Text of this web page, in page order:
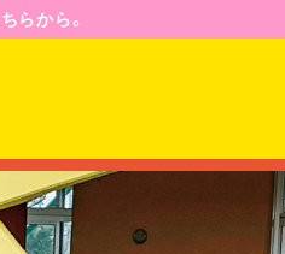
らから。
バス経路